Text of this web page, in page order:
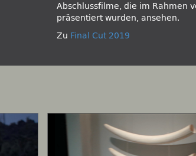
Abschlussfilme, die im Rahmen
präsentiert wurden, ansehen.
Zu Final Cut 2019